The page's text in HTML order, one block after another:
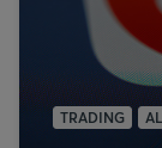
TRADING